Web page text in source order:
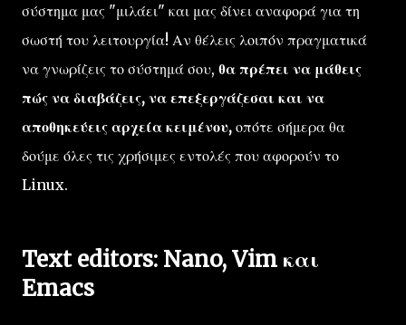
σύστημα μας "μιλάει" και μας δίνει αναφορά για τη
σωστή του λειτουργία! Αν θέλεις λοιπόν πραγματικά
να γνωρίζεις το σύστημά σου, θα πρέπει να μάθεις
πώς να διαβάζεις, να επεξεργάζεσαι και να
αποθηκεύεις αρχεία κειμένου, οπότε σήμερα θα
δούμε όλες τις χρήσιμες εντολές που αφορούν το
Linux.
Text editors: Nano, Vim και
Emacs